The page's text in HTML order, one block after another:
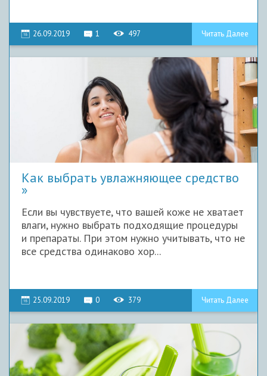
26.09.2019 1 497 Читать Далее
Как выбрать увлажняющее средство
Если вы чувствуете, что вашей коже не хватает
влаги, нужно выбрать подходящие процедуры
и препараты. При этом нужно учитывать, что не
все средства одинаково хор...
25.09.2019 0 379 Читать Далее